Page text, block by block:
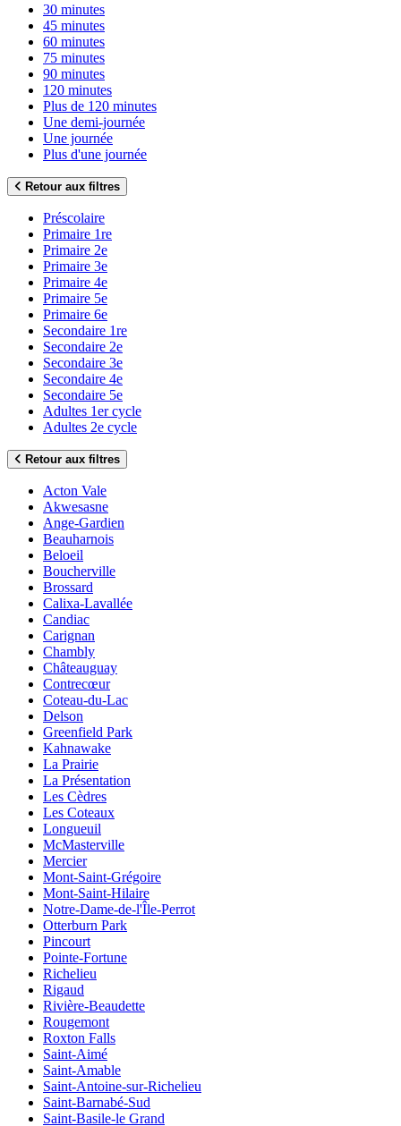
30 minutes
45 minutes
60 minutes
75 minutes
90 minutes
120 minutes
Plus de 120 minutes
Une demi-journée
Une journée
Plus d'une journée
Retour aux filtres
Préscolaire
Primaire 1re
Primaire 2e
Primaire 3e
Primaire 4e
Primaire 5e
Primaire 6e
Secondaire 1re
Secondaire 2e
Secondaire 3e
Secondaire 4e
Secondaire 5e
Adultes 1er cycle
Adultes 2e cycle
Retour aux filtres
Acton Vale
Akwesasne
Ange-Gardien
Beauharnois
Beloeil
Boucherville
Brossard
Calixa-Lavallée
Candiac
Carignan
Chambly
Châteauguay
Contrecœur
Coteau-du-Lac
Delson
Greenfield Park
Kahnawake
La Prairie
La Présentation
Les Cèdres
Les Coteaux
Longueuil
McMasterville
Mercier
Mont-Saint-Grégoire
Mont-Saint-Hilaire
Notre-Dame-de-l'Île-Perrot
Otterburn Park
Pincourt
Pointe-Fortune
Richelieu
Rigaud
Rivière-Beaudette
Rougemont
Roxton Falls
Saint-Aimé
Saint-Amable
Saint-Antoine-sur-Richelieu
Saint-Barnabé-Sud
Saint-Basile-le Grand